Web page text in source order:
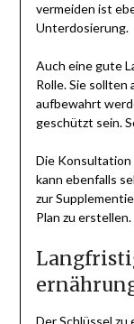
vermeiden ist
Unterdosierung.
Auch eine gute
Rolle. Sie
aufbewahrt
geschützt sein.
Die
kann ebenfalls
zur
Plan zu erstellen.
Der Schlüssel zu